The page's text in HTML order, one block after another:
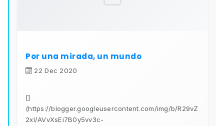
Por una mirada, un mundo
22 Dec 2020
[]
(https://blogger.googleusercontent.com/img/b/R29vZ
2xl/AVvXsEi7B0y5vv3c-